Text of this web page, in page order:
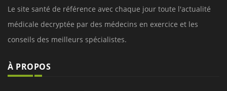
Le site santé de référence avec chaque jour toute l'actualité
médicale decryptée par des médecins en exercice et les
conseils des meilleurs spécialistes.
À PROPOS